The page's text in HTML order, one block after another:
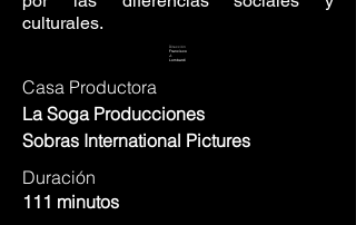
culturales.
Dirección
Francisco
J.
Lombardi
Casa Productora
La Soga Producciones
Sobras International Pictures
Duración
111 minutos